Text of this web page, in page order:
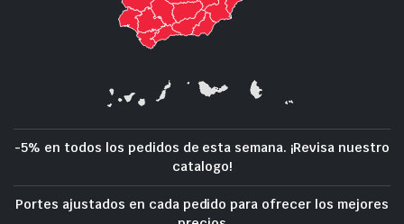
-5% en todos los pedidos de esta semana. ¡Revisa nuestro
catalogo!
Portes ajustados en cada pedido para ofrecer los mejores